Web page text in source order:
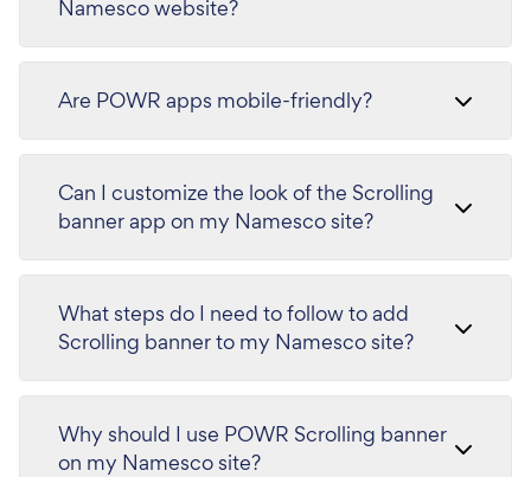
Namesco website?
Are POWR apps mobile-friendly?
Can I customize the look of the Scrolling
banner app on my Namesco site?
What steps do I need to follow to add
Scrolling banner to my Namesco site?
Why should I use POWR Scrolling banner
on my Namesco site?